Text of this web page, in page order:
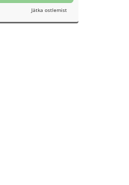
Jätka ostlemist